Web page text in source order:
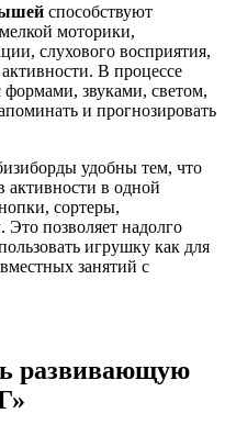
способствуют
моторики,
слухового восприятия,
В процессе
звуками, светом,
и прогнозировать
удобны тем, что
активности в одной
сортеры,
позволяет надолго
игрушку как для
занятий с
развивающую